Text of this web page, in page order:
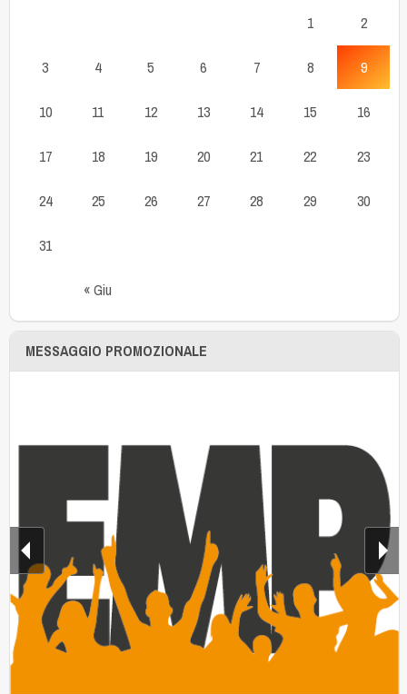
« Giu
1 2
3 4 5 6 7 8 9
10 11 12 13 14 15 16
17 18 19 20 21 22 23
24 25 26 27 28 29 30
31
MESSAGGIO PROMOZIONALE